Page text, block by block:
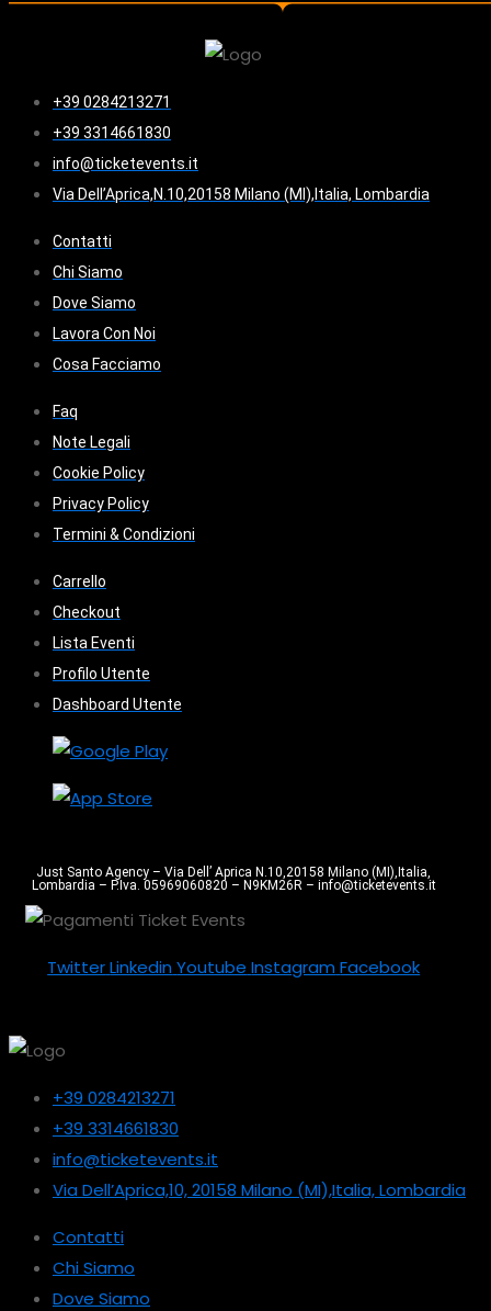
+39 0284213271
+39 3314661830
info@ticketevents.it
Via Dell’Aprica,N.10,20158 Milano (MI),Italia, Lombardia
Contatti
Chi Siamo
Dove Siamo
Lavora Con Noi
Cosa Facciamo
Faq
Note Legali
Cookie Policy
Privacy Policy
Termini & Condizioni
Carrello
Checkout
Lista Eventi
Profilo Utente
Dashboard Utente
Just Santo Agency – Via Dell’ Aprica N.10,20158 Milano (MI),Italia,
Lombardia – P.Iva. 05969060820 – N9KM26R – info@ticketevents.it
TwitterLinkedin Youtube Instagram Facebook
+39 0284213271
+39 3314661830
info@ticketevents.it
Via Dell’Aprica,10, 20158 Milano (MI),Italia, Lombardia
Contatti
Chi Siamo
Dove Siamo